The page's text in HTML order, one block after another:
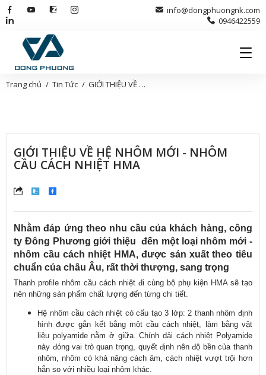
info@dongphuongnk.com
0946422559
Trang chủ Tin Tức GIỚI THIỆU VỀ HỆ NHÔM MỚI - NHÔM CẦU CÁCH NHIỆT HMA
GIỚI THIỆU VỀ HỆ NHÔM MỚI - NHÔM
CẦU CÁCH NHIỆT HMA
Nhằmđáp ứng theo nhu cầu của khách hàng, công
ty Đông Phương giới thiệuđến một loại nhôm mới -
nhôm cầu cách nhiệt HMA,được sản xuất theo tiêu
chuẩn của châu Âu, rất thời thượng, sang trọng
Thanh profile nhôm cầu cách nhiệtđi cùng bộ phụ kiện HMA sẽ tạo
nên những sản phẩm chất lượngđến từng chi tiết.
Hệ nhôm cầu cách nhiệt có cấu tạo 3 lớp: 2 thanh nhôm định
hình được gắn kết bằng một cầu cách nhiệt, l àm bằng vật
liệu polyamide nằm ở giữa. Chính dải cách nhiệt Polyamide
này đóng vai trò quan trọng, quyếtđịnh nên độ bền của thanh
nhôm, nhôm có khả năng cách âm, cách nhiệt vượt trội hơn
hẳn so với nhiều loại nhôm khác.